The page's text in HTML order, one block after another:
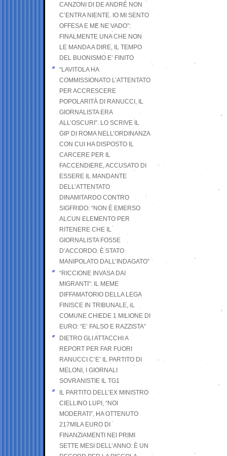
CANZONI DI DE ANDRÉ NON
C’ENTRA NIENTE. IO MI SENTO
OFFESA E ME NE VADO”:
FINALMENTE UNA CHE NON
LE MANDA A DIRE, IL TEMPO
DEL BUONISMO E’ FINITO
“LAVITOLA HA
COMMISSIONATO L’ATTENTATO
PER ACCRESCERE
POPOLARITÀ DI RANUCCI, IL
GIORNALISTA ERA
ALL’OSCURI”. LO SCRIVE IL
GIP DI ROMA NELL’ORDINANZA
CON CUI HA DISPOSTO IL
CARCERE PER IL
FACCENDIERE, ACCUSATO DI
ESSERE IL MANDANTE
DELL’ATTENTATO
DINAMITARDO CONTRO
SIGFRIDO: “NON È EMERSO
ALCUN ELEMENTO PER
RITENERE CHE IL
GIORNALISTA FOSSE
D’ACCORDO. È STATO
MANIPOLATO DALL’INDAGATO”
“RICCIONE INVASA DAI
MIGRANTI”: IL MEME
DIFFAMATORIO DELLA LEGA
FINISCE IN TRIBUNALE, iL
COMUNE CHIEDE 1 MILIONE DI
EURO: “E’ FALSO E RAZZISTA”
DIETRO GLI ATTACCHI A
REPORT PER FAR FUORI
RANUCCI C’E’ IL PARTITO DI
MELONI, I GIORNALI
SOVRANISTIE IL TG1
IL PARTITO DELL’EX MINISTRO
CIELLINO LUPI, “NOI
MODERATI”, HA OTTENUTO
217MILA EURO DI
FINANZIAMENTI NEI PRIMI
SETTE MESI DELL’ANNO: È UN